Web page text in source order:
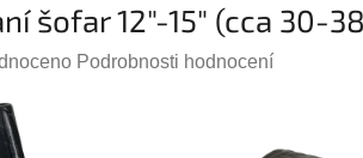
šofar 12"-15" (cca 30-
Podrobnosti hodnocení